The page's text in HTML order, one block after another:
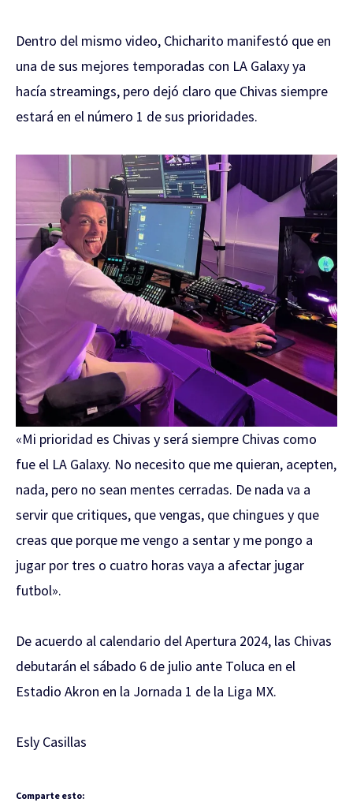
Dentro del mismo video, Chicharito manifestó que en
una de sus mejores temporadas con LA Galaxy ya
hacía streamings, pero dejó claro que Chivas siempre
estará en el número 1 de sus prioridades.
«Mi prioridad es Chivas y será siempre Chivas como
fue el LA Galaxy. No necesito que me quieran, acepten,
nada, pero no sean mentes cerradas. De nada va a
servir que critiques, que vengas, que chingues y que
creas que porque me vengo a sentar y me pongo a
jugar por tres o cuatro horas vaya a afectar jugar
futbol».
De acuerdo al calendario del Apertura 2024, las Chivas
debutarán el sábado 6 de julio ante Toluca en el
Estadio Akron en la Jornada 1 de la Liga MX.
Esly Casillas
Comparte esto: